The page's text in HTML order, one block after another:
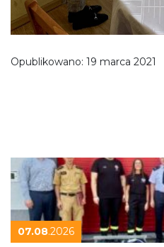
Opublikowano: 19 marca 2021
07.08.2026